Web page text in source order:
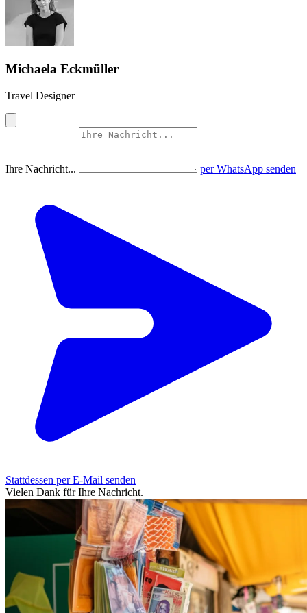
Michaela Eckmüller
Travel Designer
Ihre Nachricht... per WhatsApp senden
Stattdessen per E-Mail senden
Vielen Dank für Ihre Nachricht.